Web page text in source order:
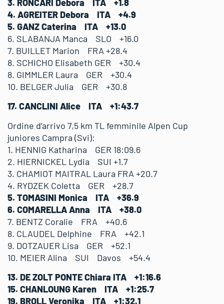
3. RONCARI Debora ITA +1.8
4. AGREITER Debora ITA +4.9
5. GANZ Caterina ITA +13.0
6. SLABANJA Manca SLO +16.0
7. BUILLET Marion FRA +28.4
8. SCHICHO Elisabeth GER +30.4
8. GIMMLER Laura GER +30.4
10. BELGER Julia GER +30.8
17. CANCLINI Alice ITA +1:43.7
Ordine d’arrivo 7,5 km TL femminile Alpen Cup
juniores Campra (Svi):
1. HENNIG Katharina GER 18:09.6
2. HIERNICKEL Lydia SUI +1.7
3. CHAMIOT MAITRAL Laura FRA +20.7
4. RYDZEK Coletta GER +28.7
5. TOMASINI Monica ITA +36.9
6. COMARELLA Anna ITA +38.0
7. BENTZ Coralie FRA +40.6
8. CLAUDEL Delphine FRA +42.1
9. DOTZAUER Lisa GER +52.1
10. MEIER Alina SUI Davos +54.4
13. DE ZOLT PONTE Chiara ITA +1:16.6
15. CHANLOUNG Karen ITA +1:25.7
19. BROLL Veronika ITA +1:32.1